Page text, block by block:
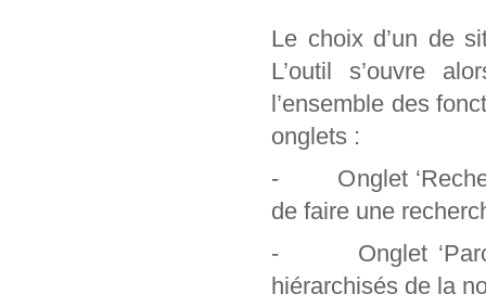
Le choix d’un de
L’outil s’ouvre
l’ensemble des
onglets :
- Onglet
de faire une
- Onglet
hiérarchisés de la